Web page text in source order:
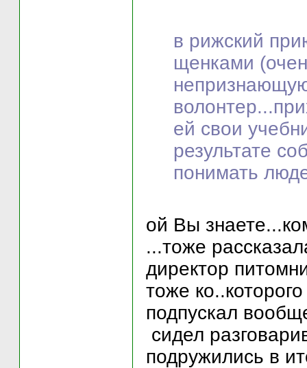
в рижский
щенками
ей свои
результате
понимать
ой Вы
...тоже
директор
тоже
подпускал
сидел
подружились в